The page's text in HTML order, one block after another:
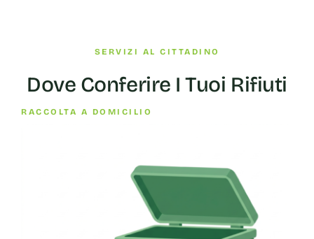
SERVIZI AL CITTADINO
Dove Conferire I Tuoi Rifiuti
RACCOLTA A DOMICILIO